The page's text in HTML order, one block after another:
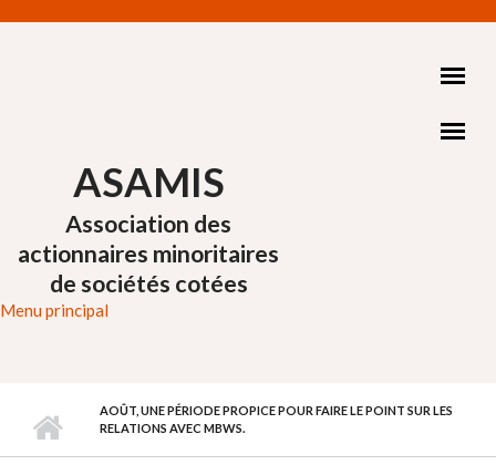
ASAMIS
Association des
actionnaires minoritaires
de sociétés cotées
Menu principal
AOÛT, UNE PÉRIODE PROPICE POUR FAIRE LE POINT SUR LES
RELATIONS AVEC MBWS.